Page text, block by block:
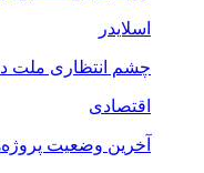
اسلایدر
چشم انتظاری ملت در معمایی به
اقتصادی
آخرین وضعیت